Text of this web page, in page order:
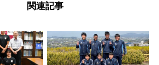
関連記事